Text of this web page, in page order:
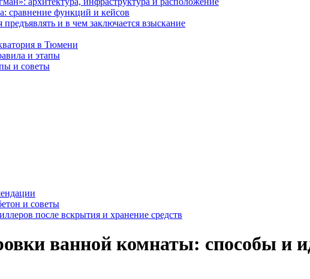
сравнение функций и кейсов
и в чем заключается взыскание
в Тюмени
и этапы
и советы
и советы
после вскрытия и хранение средств
ванной комнаты: способы и